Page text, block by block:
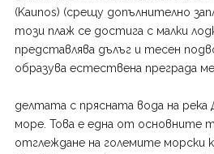
(Kaunos) (срещу допълнително
този плаж се достига с малки
представлява дълъг и тесен
образува естествена преграда
делтата с прясната вода на река
море. Това е една от основните
отглеждане на големите морски